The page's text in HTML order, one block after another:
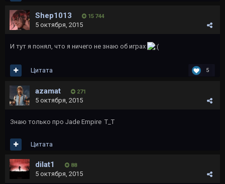
Shep1013 15 744
5 октября, 2015
И тут я понял, что я ничего не знаю об играх
5
Цитата
azamat 271
5 октября, 2015
Знаю только про Jade Empire T_T
Цитата
dilat1 88
5 октября, 2015